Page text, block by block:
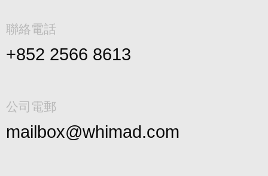
聯絡電話
+852 2566 8613
公司電郵
mailbox@whimad.com